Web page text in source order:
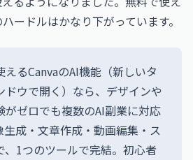
ードルはかなり下がっています。
るCanvaのAI機能（新しいタ
ドウで開く）なら、デザインや
がゼロでも複数のAI副業に対応
生成・文章作成・動画編集・ス
、1つのツールで完結。初心者